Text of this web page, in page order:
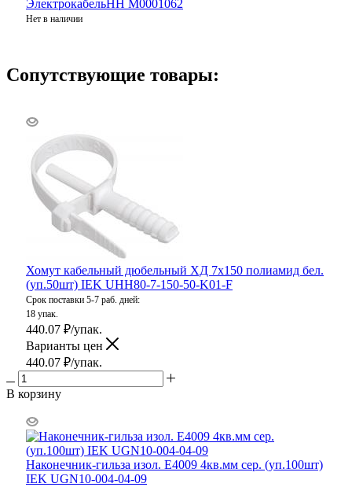
ЭлектрокабельНН M0001062
Нет в наличии
Сопутствующие товары:
Хомут кабельный дюбельный ХД 7х150 полиамид бел.
(уп.50шт) IEK UHH80-7-150-50-K01-F
Срок поставки 5-7 раб. дней:
18 упак.
440.07 ₽/упак.
Варианты цен
440.07 ₽/упак.
В корзину
Наконечник-гильза изол. Е4009 4кв.мм сер. (уп.100шт)
IEK UGN10-004-04-09